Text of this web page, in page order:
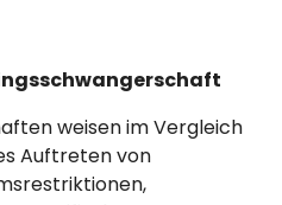
weisen im Vergleich
Auftreten von